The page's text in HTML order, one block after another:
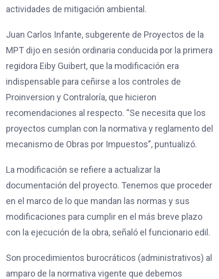
actividades de mitigación ambiental.
Juan Carlos Infante, subgerente de Proyectos de la
MPT dijo en sesión ordinaria conducida por la primera
regidora Eiby Guibert, que la modificación era
indispensable para ceñirse a los controles de
Proinversion y Contraloría, que hicieron
recomendaciones al respecto. “Se necesita que los
proyectos cumplan con la normativa y reglamento del
mecanismo de Obras por Impuestos”, puntualizó.
La modificación se refiere a actualizar la
documentación del proyecto. Tenemos que proceder
en el marco de lo que mandan las normas y sus
modificaciones para cumplir en el más breve plazo
con la ejecución de la obra, señaló el funcionario edil.
Son procedimientos burocráticos (administrativos) al
amparo de la normativa vigente que debemos